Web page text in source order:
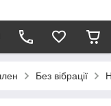
Без вібрації